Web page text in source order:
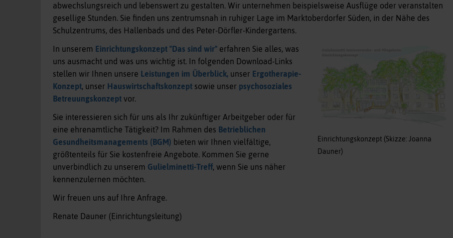
abwechslungsreich und lebenswert zu gestalten. Wir unternehmen beispielsweise Ausflüge oder veranstalten
gesellige Stunden. Sie finden uns zentrumsnah in ruhiger Lage im Marktoberdorfer Süden, in der Nähe des
Schulzentrums, des Hallenbads und des Peter-Dörfler-Kindergartens.
Einrichtungskonzept (Skizze: Joanna
Dauner)
In unserem Einrichtungskonzept "Das sind wir" erfahren Sie alles, was
uns ausmacht und was uns wichtig ist. In folgenden Download-Links
stellen wir Ihnen unsere Leistungen im Überblick, unser Ergotherapie-
Konzept, unser Hauswirtschaftskonzeptsowie unser psychosoziales
Betreuungskonzeptvor.
Sie interessieren sich für uns als Ihr zukünftiger Arbeitgeber oder für
eine ehrenamtliche Tätigkeit? Im Rahmen des Betrieblichen
Gesundheitsmanagements (BGM) bieten wir Ihnen vielfältige,
größtenteils für Sie kostenfreie Angebote. Kommen Sie gerne
unverbindlich zu unserem Gulielminetti-Treff, wenn Sie uns näher
kennenzulernen möchten.
Wir freuen uns auf Ihre Anfrage.
Renate Dauner (Einrichtungsleitung)